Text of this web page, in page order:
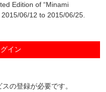
Edition of “Minami
06/12 to 2015/06/25.
イン
の登録が必要です。